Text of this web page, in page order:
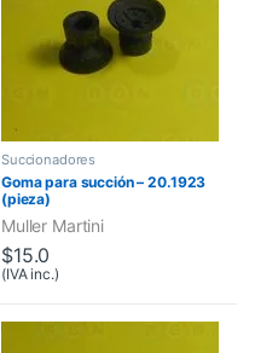
Succionadores
Goma para succión – 20.1923
(pieza)
Muller Martini
$15.0
(IVA inc.)